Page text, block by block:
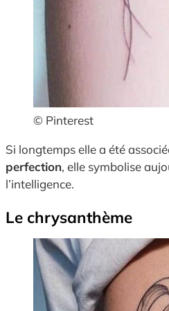
© Pinterest
Si longtemps elle a été
perfection, elle symbolise
l’intelligence.
Le chrysanthème